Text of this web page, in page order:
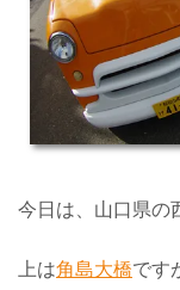
今日は、山口県の
上は角島大橋です